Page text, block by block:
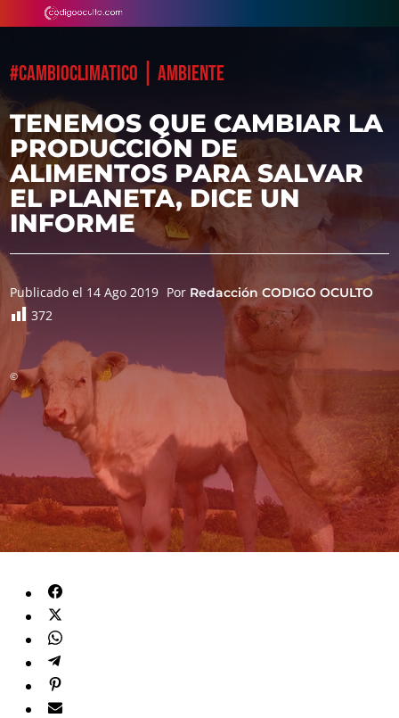
#CAMBIOCLIMATICO |AMBIENTE
TENEMOS QUE CAMBIAR LA
PRODUCCIÓN DE
ALIMENTOS PARA SALVAR
EL PLANETA, DICE UN
INFORME
Publicado el 14 Ago 2019 Por Redacción CODIGO OCULTO
372
©